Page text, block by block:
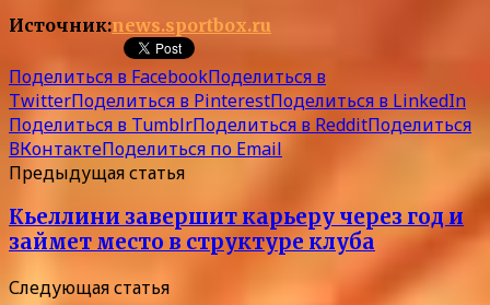
Источник:news.sportbox.ru
Поделиться в FacebookПоделиться в
TwitterПоделиться в PinterestПоделиться в LinkedIn
Поделиться в TumblrПоделиться в RedditПоделиться
ВКонтактеПоделиться по Email
Предыдущая статья
Кьеллини завершит карьеру через год и
займет место в структуре клуба
Следующая статья